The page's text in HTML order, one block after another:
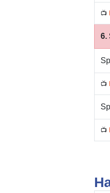
📺
6.
📺
📺